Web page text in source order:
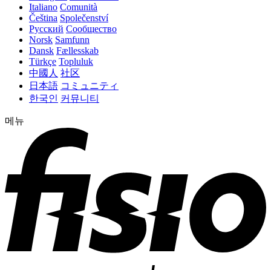
Italiano Comunità
Čeština Společenství
Русский Сообщество
Norsk Samfunn
Dansk Fællesskab
Türkçe Topluluk
中國人 社区
日本語 コミュニティ
한국인 커뮤니티
메뉴